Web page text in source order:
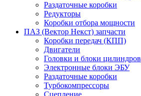
Раздаточные коробки
Редукторы
Коробки отбора мощности
ПАЗ (Вектор Некст) запчасти
Коробки передач (КПП)
Двигатели
Головки и блоки цилиндров
Электронные блоки ЭБУ
Раздаточные коробки
Турбокомпрессоры
Сцепление